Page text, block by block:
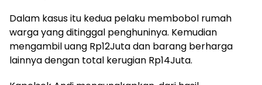
Dalam kasus itu kedua pelaku membobol rumah
warga yang ditinggal penghuninya. Kemudian
mengambil uang Rp12Juta dan barang berharga
lainnya dengan total kerugian Rp14Juta.